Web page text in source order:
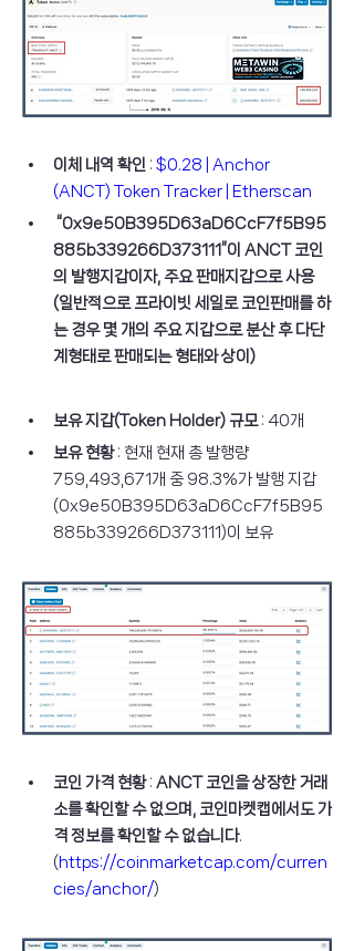
이체 내역 확인 : $0.28 | Anchor
(ANCT) Token Tracker | Etherscan
“0x9e50B395D63aD6CcF7f5B95
885b339266D373111”이 ANCT 코인
의 발행지갑이자, 주요 판매지갑으로 사용
(일반적으로 프라이빗 세일로 코인판매를 하
는 경우 몇 개의 주요 지갑으로 분산 후 다단
계형태로 판매되는 형태와 상이)
보유 지갑(Token Holder) 규모 : 40개
보유 현황 : 현재 현재 총 발행량
759,493,671개 중 98.3%가 발행 지갑
(0x9e50B395D63aD6CcF7f5B95
885b339266D373111)이 보유
코인 가격 현황 : ANCT 코인을 상장한 거래
소를 확인할 수 없으며, 코인마켓캡에서도 가
격 정보를 확인할 수 없습니다.
(https://coinmarketcap.com/curren
cies/anchor/)